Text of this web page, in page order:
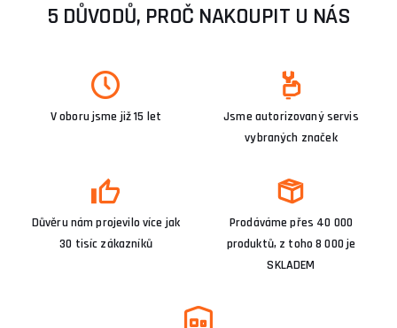
5 DŮVODŮ, PROČ NAKOUPIT U NÁS
V oboru jsme již 15 let
Jsme autorizovaný servis
vybraných značek
Důvěru nám projevilo více jak
30 tisíc zákazníků
Prodáváme přes 40 000
produktů, z toho 8 000 je
SKLADEM